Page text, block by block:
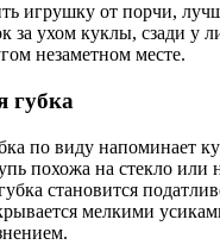
игрушку от порчи,
за ухом куклы, сзади у
незаметном месте.
губка
по виду напоминает
похожа на стекло или
становится
мелкими